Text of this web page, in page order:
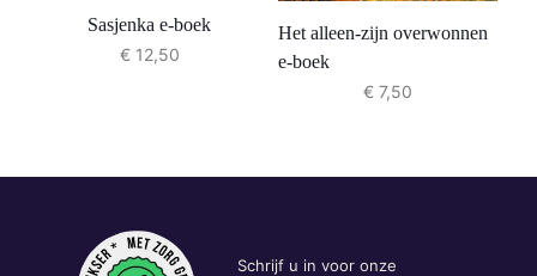
Sasjenka e-boek
€12,50
Het alleen-zijn overwonnen
e-boek
€7,50
Schrijf u in voor onze